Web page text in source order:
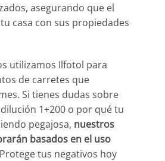
asegurando que el
casa con sus propiedades
utilizamos Ilfotol para
de carretes que
Si tienes dudas sobre
1+200 o por qué tu
pegajosa, nuestros
basados en el uso
tus negativos hoy